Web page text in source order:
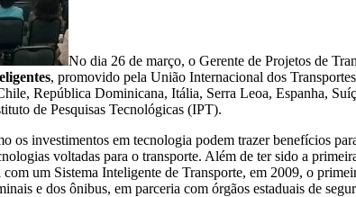
No dia 26 de março, o Gerente de Projetos de
, promovido pela União Internacional dos
República Dominicana, Itália, Serra Leoa, Espanha,
de Pesquisas Tecnológicas (IPT).
os investimentos em tecnologia podem trazer benefícios
voltadas para o transporte. Além de ter sido a
um Sistema Inteligente de Transporte, em 2009, o
e dos ônibus, em parceria com órgãos estaduais de